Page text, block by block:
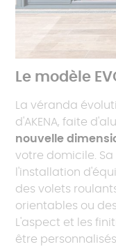
Le modèle
La véranda
d'AKENA, faite
nouvelle
votre domicile.
l'installation
des volets
orientables ou
L'aspect et les
être